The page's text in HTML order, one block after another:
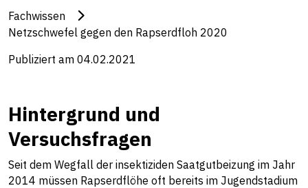
Fachwissen
Netzschwefel gegen den Rapserdfloh 2020
Publiziert am 04.02.2021
Hintergrund und
Versuchsfragen
Seit dem Wegfall der insektiziden Saatgutbeizung im Jahr
2014 müssen Rapserdflöhe oft bereits im Jugendstadium